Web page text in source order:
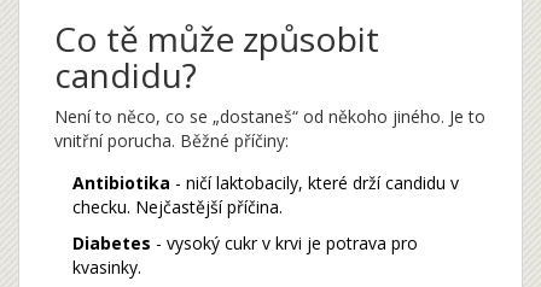
Co tě může způsobit
candidu?
Není to něco, co se „dostaneš“ od někoho jiného. Je to
vnitřní porucha. Běžné příčiny:
Antibiotika - ničí laktobacily, které drží candidu v
checku. Nejčastější příčina.
Diabetes - vysoký cukr v krvi je potrava pro
kvasinky.